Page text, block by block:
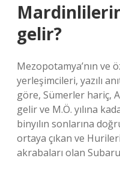
gelir?
Mezopotamya’nın ve
yerleşimcileri, yazılı
göre, Sümerler hariç,
gelir ve M.Ö. yılına
binyılın sonlarına
ortaya çıkan ve
akrabaları olan